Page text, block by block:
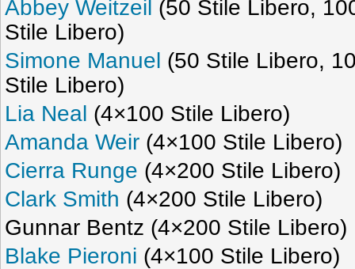
Abbey Weitzeil (50 Stile Libero,
Stile Libero)
Simone Manuel (50 Stile Libero,
Stile Libero)
Lia Neal (4×100 Stile Libero)
Amanda Weir (4×100 Stile Libero)
Cierra Runge (4×200 Stile Libero)
Clark Smith (4×200 Stile Libero)
Gunnar Bentz (4×200 Stile Libero)
Blake Pieroni (4×100 Stile Libero)